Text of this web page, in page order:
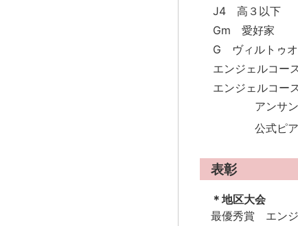
J4 高３以下
Gm 愛好家
G ヴィルトゥ
エンジェルコ
エンジェルコー
アンサ
公式ピ
表彰
＊地区大会
最優秀賞 エン